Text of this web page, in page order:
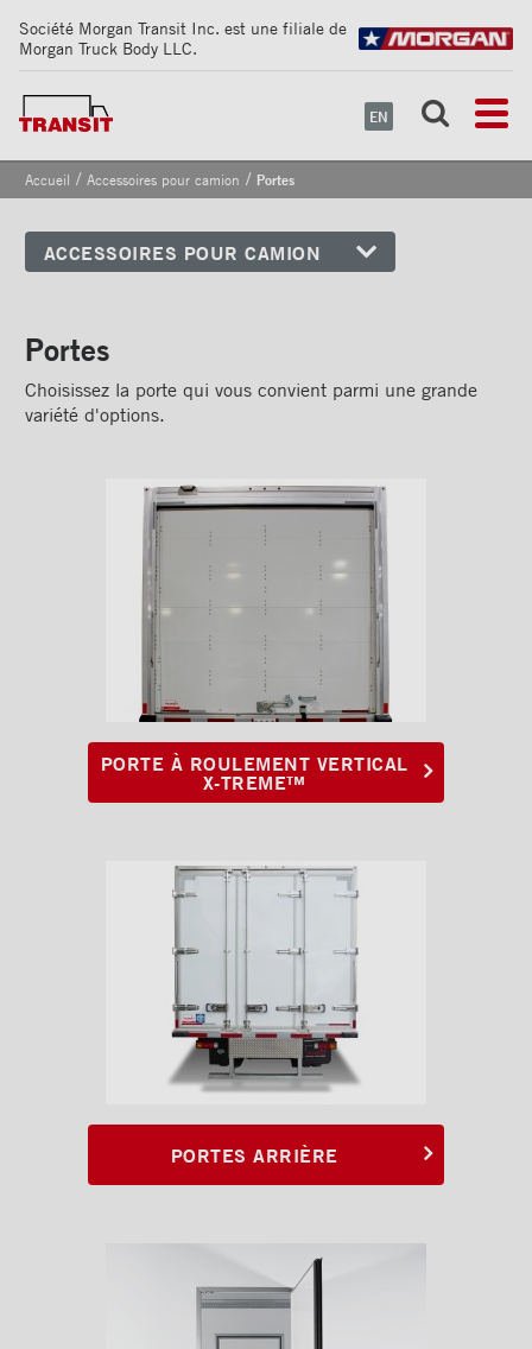
Société Morgan Transit Inc. est une filiale de
Morgan Truck Body LLC.
EN
Accueil / Accessoires pour camion / Portes
ACCESSOIRES POUR CAMION
Bandes de sécurité
réfléchissantes
Cadrages arrières
Porte à roulement vertical X-
Portes arrière
Porte de côté Frio
Porte de côté
Porte de côté coulissante
Porte de service
Bandes protectrices
Profilés d'arrimage
Éclairages intérieur
Finitions intérieures
Monte-charges MAXON
Portes
Choisissez la porte qui vous convient parmi une grande
variété d'options.
PORTE À ROULEMENT VERTICAL
X-TREME™
PORTES ARRIÈRE